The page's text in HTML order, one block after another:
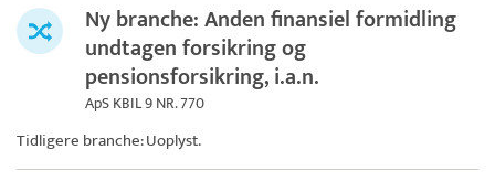
Ny branche: Anden finansiel formidling
undtagen forsikring og
pensionsforsikring, i.a.n.
ApS KBIL 9 NR. 770
Tidligere branche: Uoplyst.